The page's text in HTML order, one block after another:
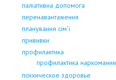
паліативна допомога
перенавантаження
планування сім'ї
прививки
профилактика
профилактика наркомании
психическое здоровье